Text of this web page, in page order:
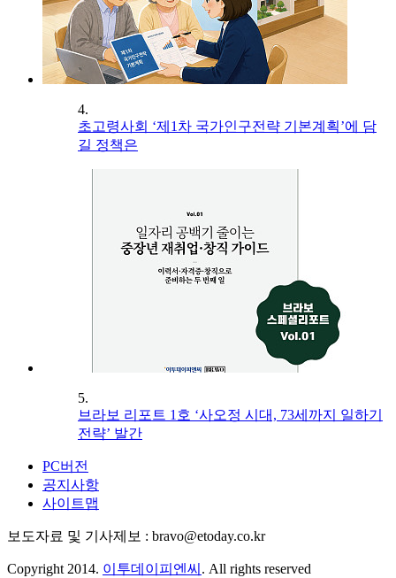
4.
초고령사회 ‘제1차 국가인구전략 기본계획’에 담
길 정책은
5.
브라보 리포트 1호 ‘사오정 시대, 73세까지 일하기
전략’ 발간
PC버전
공지사항
사이트맵
보도자료 및 기사제보 : bravo@etoday.co.kr
Copyright 2014. 이투데이피엔씨 . All rights reserved